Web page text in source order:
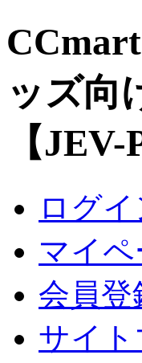
ッズ向
【
ログイ
マイペ
会員登
サイ